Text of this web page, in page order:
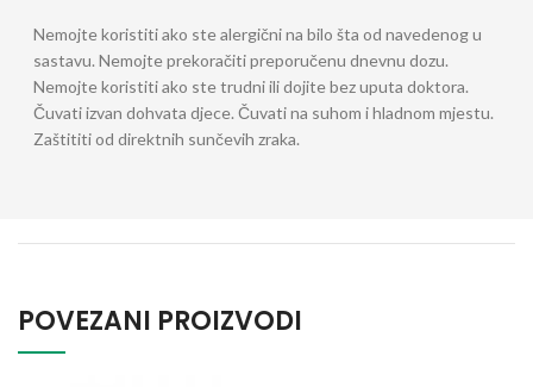
Nemojte koristiti ako ste alergični na bilo šta od navedenog u
sastavu. Nemojte prekoračiti preporučenu dnevnu dozu.
Nemojte koristiti ako ste trudni ili dojite bez uputa doktora.
Čuvati izvan dohvata djece. Čuvati na suhom i hladnom mjestu.
Zaštititi od direktnih sunčevih zraka.
POVEZANI PROIZVODI